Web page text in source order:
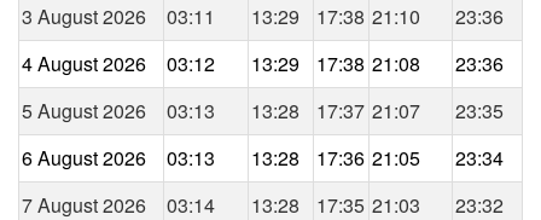
3 August 2026
03:11 13:29 17:38 21:10
23:36
4 August 2026
03:12 13:29 17:38 21:08
23:36
5 August 2026
03:13 13:28 17:37 21:07
23:35
6 August 2026
03:13 13:28 17:36 21:05
23:34
7 August 2026
03:14 13:28 17:35 21:03
23:32